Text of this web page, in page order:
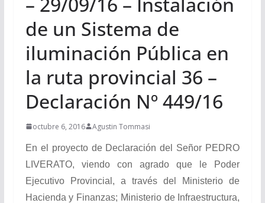
de un Sistema de
iluminación Pública en
la ruta provincial 36 –
Declaración Nº 449/16
octubre 6, 2016 Agustin Tommasi
En el proyecto de Declaración del Señor PEDRO
LIVERATO, viendo con agrado que le Poder
Ejecutivo Provincial, a través del Ministerio de
Hacienda y Finanzas; Ministerio de Infraestructura,